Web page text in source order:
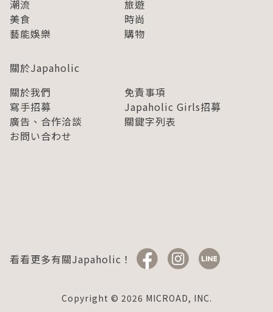
潮流
旅遊
美食
時尚
藝能娛樂
購物
關於Japaholic
關於我們
免責事項
寫手招募
Japaholic Girls招募
廣告、合作洽談
關鍵字列表
お問い合わせ
看看更多有關Japaholic！
Copyright © 2026 MICROAD, INC.